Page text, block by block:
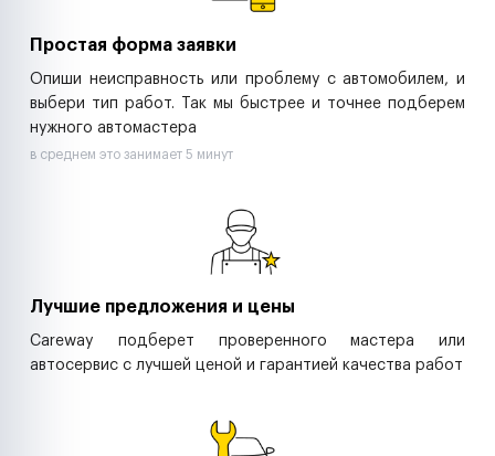
Простая форма заявки
Опиши неисправность или проблему с автомобилем, и
выбери тип работ. Так мы быстрее и точнее подберем
нужного автомастера
в среднем это занимает 5 минут
Лучшие предложения и цены
Careway подберет проверенного мастера или
автосервис с лучшей ценой и гарантией качества работ